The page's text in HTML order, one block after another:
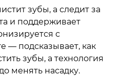
зубы, а следит за
и поддерживает
с
— подсказывает, как
зубы, а технология
менять насадку.